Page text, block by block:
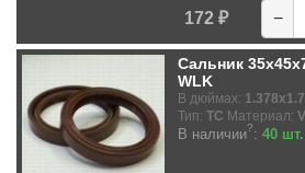
172 ₽ −
Сальник
WLK
В дюймах:
Тип: TC Материал:
В наличии?: 40 шт.